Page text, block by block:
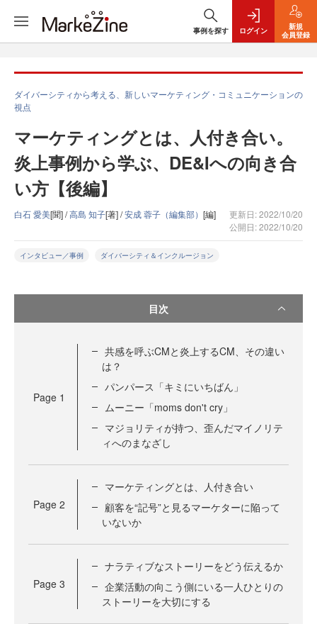
事例を探す ログイン
新規
会員登録
ダイバーシティから考える、新しいマーケティング・コミュニケーションの
視点
マーケティングとは、人付き合い。
炎上事例から学ぶ、DE&Iへの向き合
い方【後編】
白石 愛美[聞] /高島 知子[著] /安成 蓉子（編集部） [編]
更新日: 2022/10/20
公開日: 2022/10/20
インタビュー／事例 ダイバーシティ＆インクルージョン
目次
Page 1
共感を呼ぶCMと炎上するCM、その違い
は？
パンパース「キミにいちばん」
ムーニー「moms don't cry」
マジョリティが持つ、歪んだマイノリテ
ィへのまなざし
Page 2
マーケティングとは、人付き合い
顧客を“記号”と見るマーケターに陥って
いないか
Page 3
ナラティブなストーリーをどう伝えるか
企業活動の向こう側にいる一人ひとりの
ストーリーを大切にする